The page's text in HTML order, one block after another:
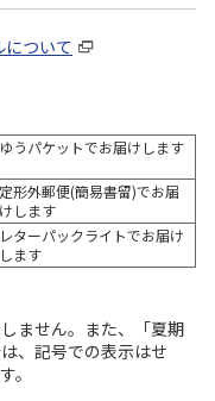
ついて
ゆうパケットでお届けします
定形外郵便(簡易書留)でお届
けします
レターパックライトでお届け
します
ません。また、「夏期
、記号での表示はせ
。